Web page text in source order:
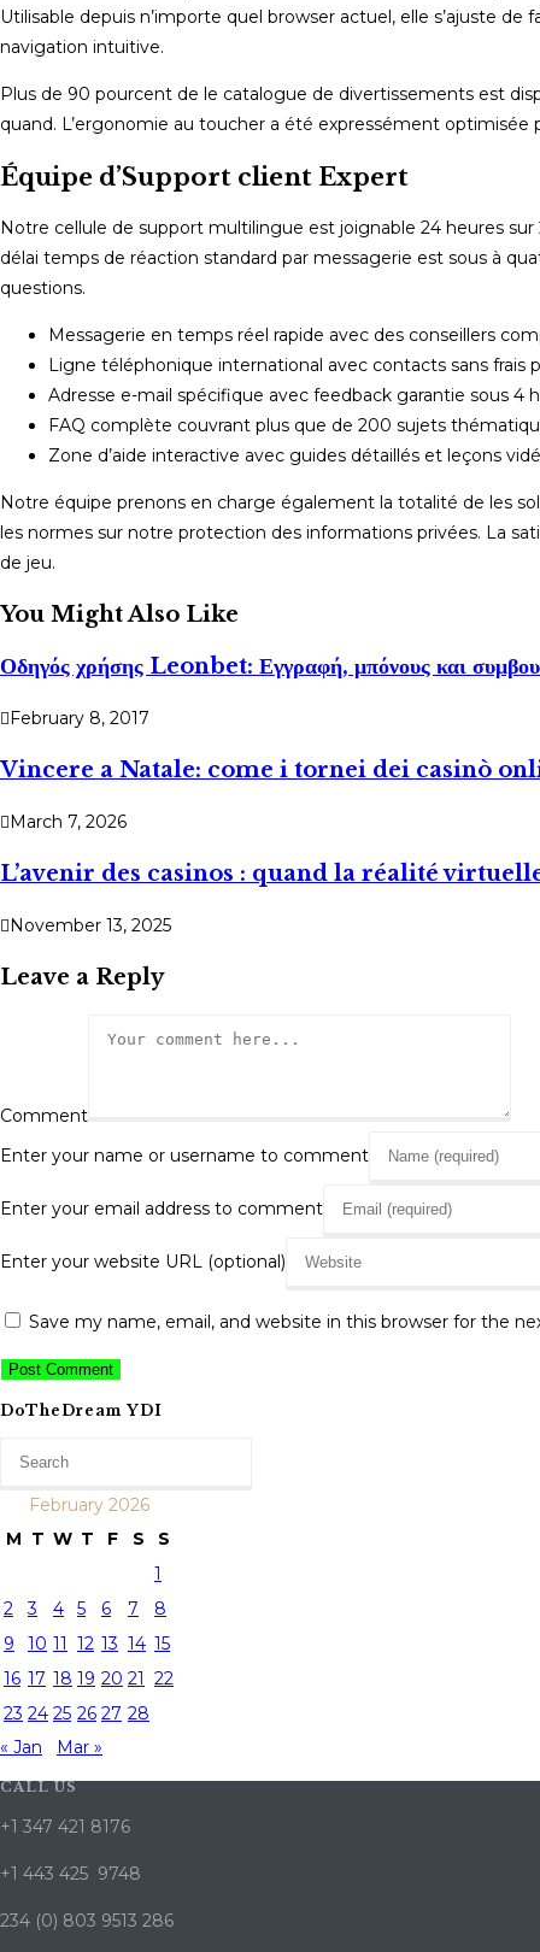
Utilisable depuis n’importe quel browser actuel, elle s’ajuste
navigation intuitive.
Plus de 90 pourcent de le catalogue de divertissements est
quand. L’ergonomie au toucher a été expressément
Équipe d’Support client Expert
Notre cellule de support multilingue est joignable 24 heures
délai temps de réaction standard par messagerie est sous à
questions.
Messagerie en temps réel rapide avec des conseillers
Ligne téléphonique international avec contacts sans frais
Adresse e-mail spécifique avec feedback garantie sous 4
FAQ complète couvrant plus que de 200 sujets
Zone d’aide interactive avec guides détaillés et leçons
Notre équipe prenons en charge également la totalité de les
les normes sur notre protection des informations privées. La
de jeu.
You Might Also Like
Οδηγός χρήσης Leonbet: Εγγραφή, μπόνους και
February 8, 2017
Vincere a Natale: come i tornei dei casinò
March 7, 2026
L’avenir des casinos : quand la réalité
November 13, 2025
Leave a Reply
Comment
Enter your name or username to comment
Enter your email address to comment
Enter your website URL (optional)
Save my name, email, and website in this browser for the
DoTheDream YDI
February 2026
M T W T F S
S
1
2
3 4 5 6 7
8
9
10 11 12 13 14 15
16 17 18 19 20 21 22
23 24 25 26 27 28
« Jan
Mar »
CALL US
+1 347 421 8176
+1 443 425 9748
234 (0) 803 9513 286